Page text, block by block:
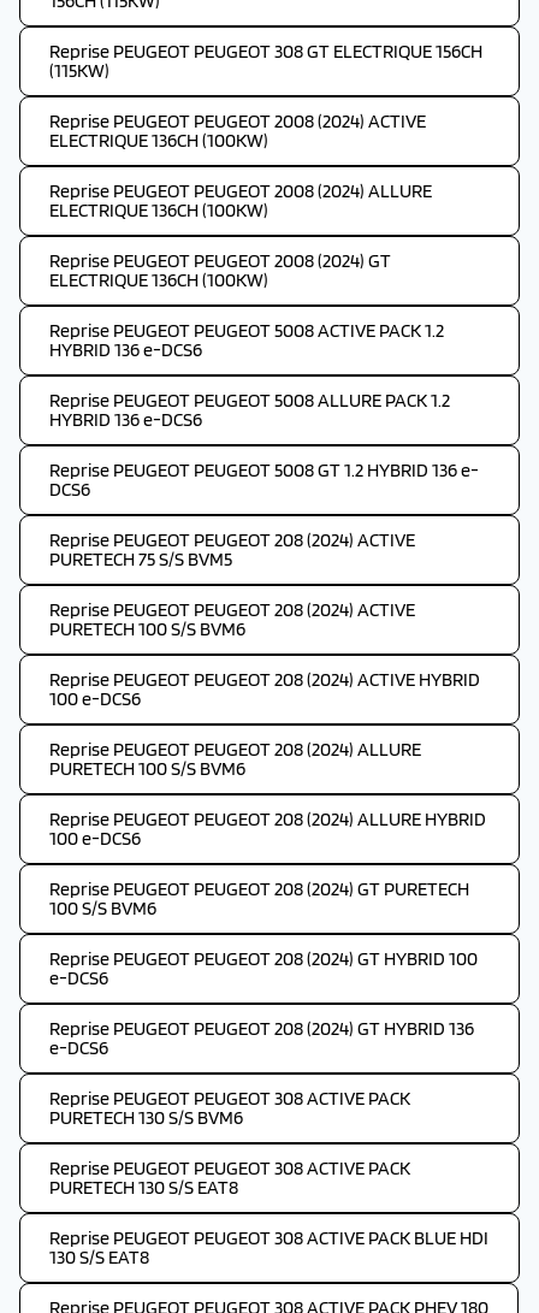
Reprise PEUGEOT PEUGEOT 308 GT ELECTRIQUE 156CH
(115KW)
Reprise PEUGEOT PEUGEOT 2008 (2024) ACTIVE
ELECTRIQUE 136CH (100KW)
Reprise PEUGEOT PEUGEOT 2008 (2024) ALLURE
ELECTRIQUE 136CH (100KW)
Reprise PEUGEOT PEUGEOT 2008 (2024) GT
ELECTRIQUE 136CH (100KW)
Reprise PEUGEOT PEUGEOT 5008 ACTIVE PACK 1.2
HYBRID 136 e-DCS6
Reprise PEUGEOT PEUGEOT 5008 ALLURE PACK 1.2
HYBRID 136 e-DCS6
Reprise PEUGEOT PEUGEOT 5008 GT 1.2 HYBRID 136 e-
DCS6
Reprise PEUGEOT PEUGEOT 208 (2024) ACTIVE
PURETECH 75 S/S BVM5
Reprise PEUGEOT PEUGEOT 208 (2024) ACTIVE
PURETECH 100 S/S BVM6
Reprise PEUGEOT PEUGEOT 208 (2024) ACTIVE HYBRID
100 e-DCS6
Reprise PEUGEOT PEUGEOT 208 (2024) ALLURE
PURETECH 100 S/S BVM6
Reprise PEUGEOT PEUGEOT 208 (2024) ALLURE HYBRID
100 e-DCS6
Reprise PEUGEOT PEUGEOT 208 (2024) GT PURETECH
100 S/S BVM6
Reprise PEUGEOT PEUGEOT 208 (2024) GT HYBRID 100
e-DCS6
Reprise PEUGEOT PEUGEOT 208 (2024) GT HYBRID 136
e-DCS6
Reprise PEUGEOT PEUGEOT 308 ACTIVE PACK
PURETECH 130 S/S BVM6
Reprise PEUGEOT PEUGEOT 308 ACTIVE PACK
PURETECH 130 S/S EAT8
Reprise PEUGEOT PEUGEOT 308 ACTIVE PACK BLUE HDI
130 S/S EAT8
Reprise PEUGEOT PEUGEOT 308 ACTIVE PACK PHEV 180